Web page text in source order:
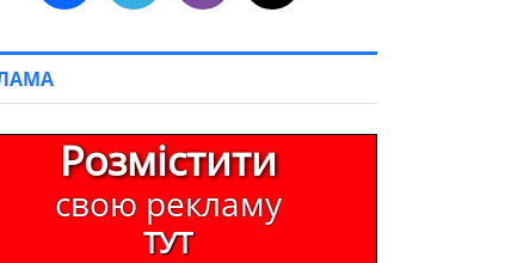
Розмістити
свою рекламу
ТУТ